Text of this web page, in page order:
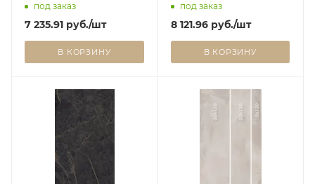
под заказ
7 235.91 руб./шт
В КОРЗИНУ
под заказ
8 121.96руб./шт
В КОРЗИНУ